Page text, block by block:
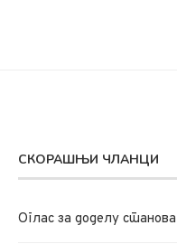
СКОРАШЊИ ЧЛАНЦИ
Oглас за доделу